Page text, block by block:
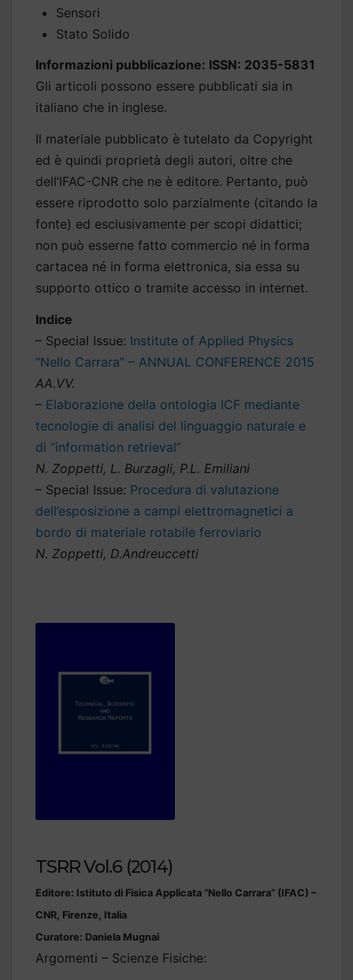
Sensori
Stato Solido
Informazioni pubblicazione: ISSN: 2035-5831
Gli articoli possono essere pubblicati sia in
italiano che in inglese.
Il materiale pubblicato è tutelato da Copyright
ed è quindi proprietà degli autori, oltre che
dell’IFAC-CNR che ne è editore. Pertanto, può
essere riprodotto solo parzialmente (citando la
fonte) ed esclusivamente per scopi didattici;
non può esserne fatto commercio né in forma
cartacea né in forma elettronica, sia essa su
supporto ottico o tramite accesso in internet.
Indice
– Special Issue: Institute of Applied Physics
“Nello Carrara” – ANNUAL CONFERENCE 2015
AA.VV.
– Elaborazione della ontologia ICF mediante
tecnologie di analisi del linguaggio naturale e
di “information retrieval”
N. Zoppetti, L. Burzagli, P.L. Emiliani
– Special Issue: Procedura di valutazione
dell’esposizione a campi elettromagnetici a
bordo di materiale rotabile ferroviario
N. Zoppetti, D.Andreuccetti
TSRR Vol.6 (2014)
Editore: Istituto di Fisica Applicata “Nello Carrara” (IFAC) –
CNR, Firenze, Italia
Curatore: Daniela Mugnai
Argomenti – Scienze Fisiche: